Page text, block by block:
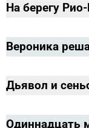
На берегу
Вероника
Дьявол и
Одиннадцать